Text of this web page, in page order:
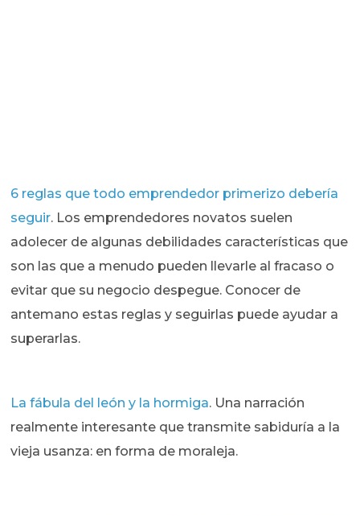
6 reglas que todo emprendedor primerizo debería
seguir. Los emprendedores novatos suelen
adolecer de algunas debilidades características que
son las que a menudo pueden llevarle al fracaso o
evitar que su negocio despegue. Conocer de
antemano estas reglas y seguirlas puede ayudar a
superarlas.
La fábula del león y la hormiga. Una narración
realmente interesante que transmite sabiduría a la
vieja usanza: en forma de moraleja.